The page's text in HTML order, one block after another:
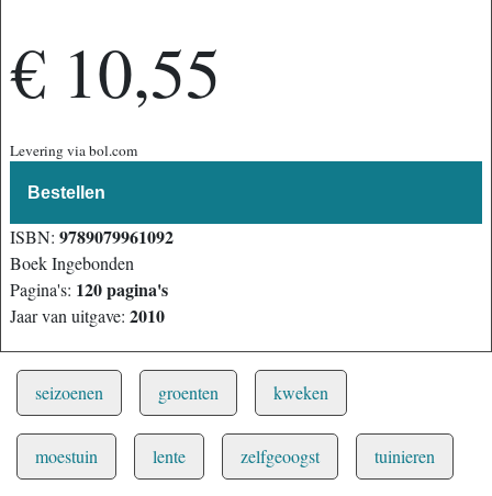
€ 10,55
Levering via bol.com
Bestellen
ISBN: 9789079961092
Boek Ingebonden
Pagina's: 120 pagina's
Jaar van uitgave: 2010
seizoenen groenten kweken
moestuin lente zelfgeoogst tuinieren